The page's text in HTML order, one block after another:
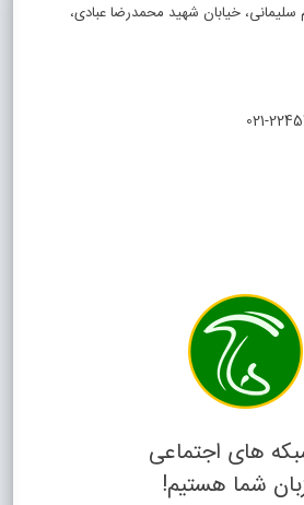
سلیمانی، خیابان شهید محمدرضا عبادی،
های اجتماعی
شما هستیم!